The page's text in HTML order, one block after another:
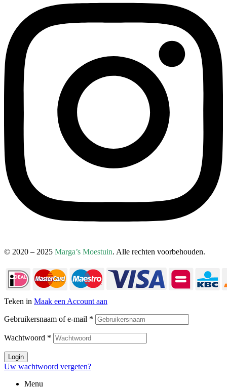
© 2020 – 2025 Marga’s Moestuin. Alle rechten voorbehouden.
Teken in Maak een Account aan
Gebruikersnaam of e-mail *
Wachtwoord *
Login
Uw wachtwoord vergeten?
Menu